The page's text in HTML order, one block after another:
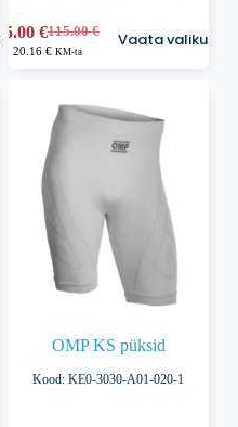
115.00€
Algne
hind
25.00 €Praegune
hind
20.16 € KM-ta
Vaata valikuid
Sellel
tootelehel.
OMP KS püksid
Kood: KE0-3030-A01-020-1